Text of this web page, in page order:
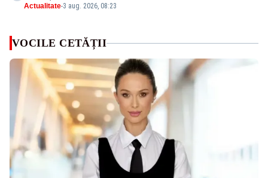
Actualitate-3 aug. 2026, 08:23
VOCILE CETĂȚII